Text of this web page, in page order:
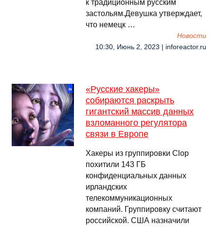
к традиционным русским
застольям.Девушка утверждает,
что немецк …
Новости
10:30, Июнь 2, 2023 | inforeactor.ru
«Русские хакеры»
собираются раскрыть
гигантский массив данных
взломанного регулятора
связи в Европе
Хакеры из группировки Clop
похитили 143 ГБ
конфиденциальных данных
ирландских
телекоммуникационных
компаний. Группировку считают
российской. США назначили